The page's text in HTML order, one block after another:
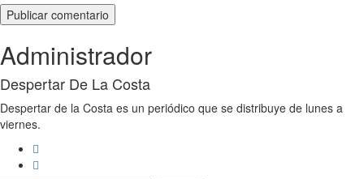
Administrador
Despertar De La Costa
Despertar de la Costa es un periódico que se distribuye de lunes a
viernes.